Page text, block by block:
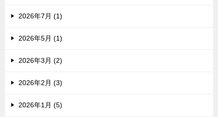
2026年7月 (1)
2026年5月 (1)
2026年3月 (2)
2026年2月 (3)
2026年1月 (5)